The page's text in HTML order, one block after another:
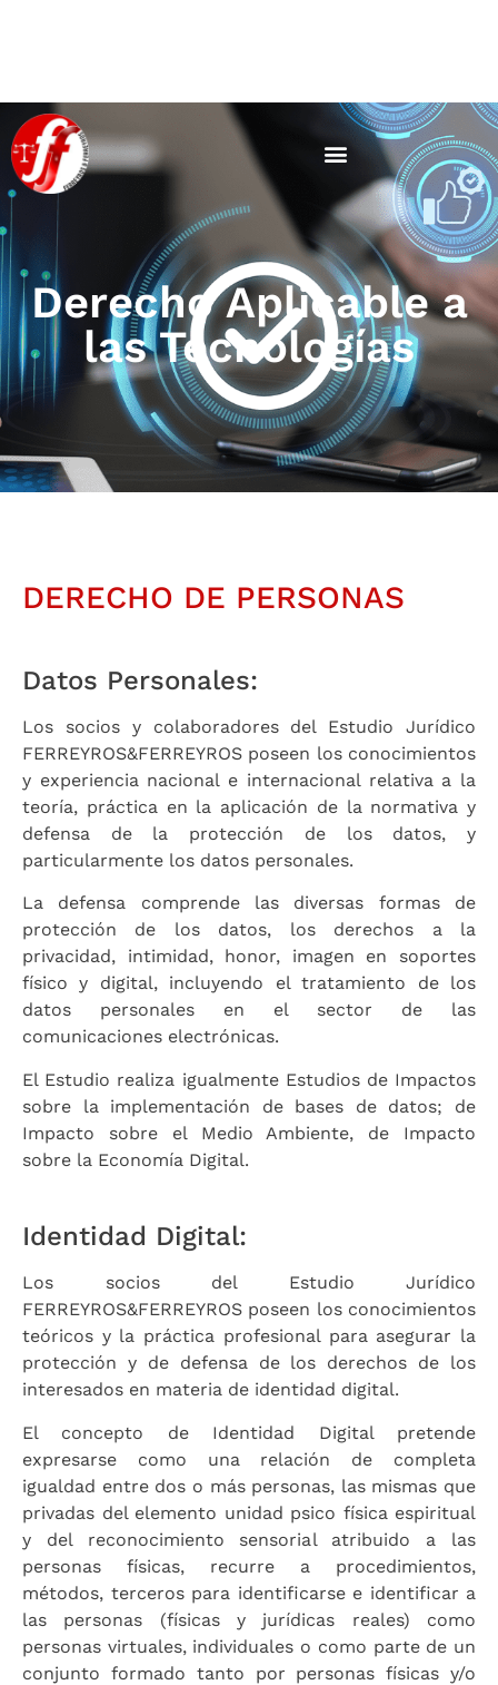
Derecho Aplicable a
las Tecnologías
DERECHO DE PERSONAS
Datos Personales:
Los socios y colaboradores del Estudio Jurídico
FERREYROS&FERREYROS poseen los conocimientos
y experiencia nacional e internacional relativa a la
teoría, práctica en la aplicación de la normativa y
defensa de la protección de los datos, y
particularmente los datos personales.
La defensa comprende las diversas formas de
protección de los datos, los derechos a la
privacidad, intimidad, honor, imagen en soportes
físico y digital, incluyendo el tratamiento de los
datos personales en el sector de las
comunicaciones electrónicas.
El Estudio realiza igualmente Estudios de Impactos
sobre la implementación de bases de datos; de
Impacto sobre el Medio Ambiente, de Impacto
sobre la Economía Digital.
Identidad Digital:
Los socios del Estudio Jurídico
FERREYROS&FERREYROS poseen los conocimientos
teóricos y la práctica profesional para asegurar la
protección y de defensa de los derechos de los
interesados en materia de identidad digital.
El concepto de Identidad Digital pretende
expresarse como una relación de completa
igualdad entre dos o más personas, las mismas que
privadas del elemento unidad psico física espiritual
y del reconocimiento sensorial atribuido a las
personas físicas, recurre a procedimientos,
métodos, terceros para identificarse e identificar a
las personas (físicas y jurídicas reales) como
personas virtuales, individuales o como parte de un
conjunto formado tanto por personas físicas y/o